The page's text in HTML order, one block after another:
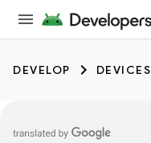
DEVELOP DEVICES